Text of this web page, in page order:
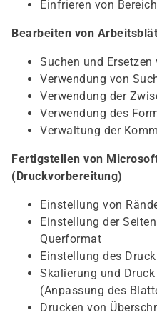
Einfrieren von
Bearbeiten von
Suchen und Ersetzen
Verwendung von
Verwendung der
Verwendung des
Verwaltung der
Fertigstellen von
(Druckvorbereitung)
Einstellung von
Einstellung der
Querformat
Einstellung des
Skalierung und
(Anpassung des
Drucken von